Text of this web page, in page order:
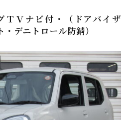
ＴＶナビ付・（ドアバイザ
デニトロール防錆）